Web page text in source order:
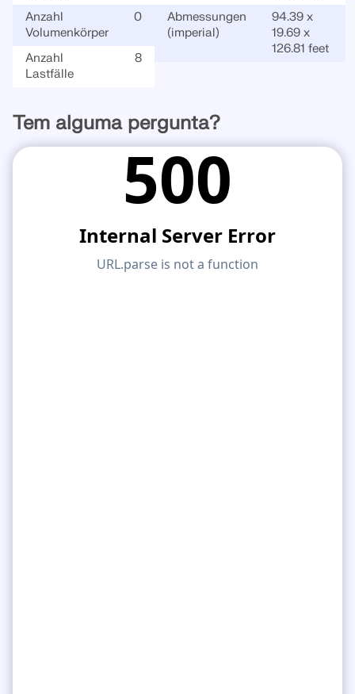
Anzahl
Volumenkörper
0
Anzahl
Lastfälle
8
Abmessungen
(imperial)
94.39 x
19.69 x
126.81 feet
Tem alguma pergunta?